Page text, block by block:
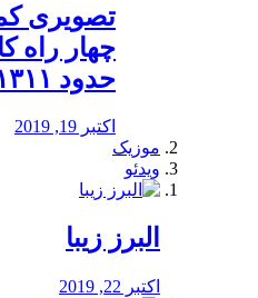
️تصویری
چهار راه
حدود ۱۳۱۱ه ش
اکتبر 19, 2019
موزیک
ویدئو
البرز زیبا
اکتبر 22, 2019